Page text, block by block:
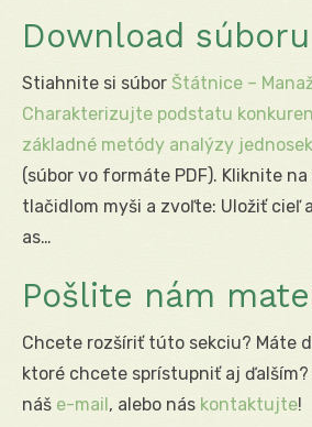
Download súboru
Stiahnite si súbor Štátnice –
Charakterizujte podstatu
základné metódy analýzy
(súbor vo formáte PDF). Kliknite
tlačidlom myši a zvoľte: Uložiť cieľ
as…
Pošlite nám
Chcete rozšíriť túto sekciu? Máte
ktoré chcete sprístupniť aj
náš e-mail, alebo nás kontaktujte!